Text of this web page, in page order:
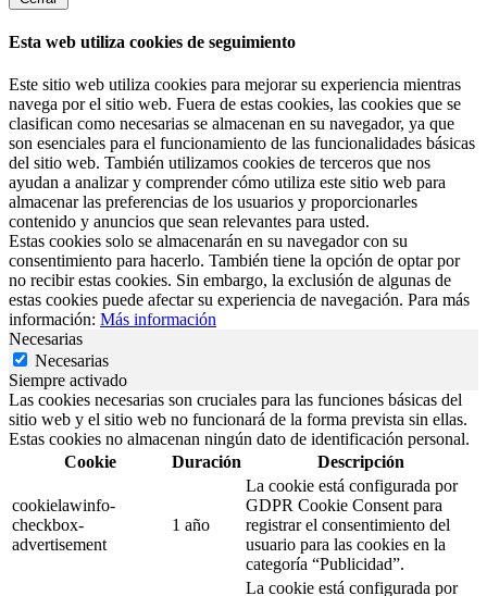
Esta web utiliza cookies de seguimiento
Este sitio web utiliza cookies para mejorar su experiencia mientras
navega por el sitio web. Fuera de estas cookies, las cookies que se
clasifican como necesarias se almacenan en su navegador, ya que
son esenciales para el funcionamiento de las funcionalidades básicas
del sitio web. También utilizamos cookies de terceros que nos
ayudan a analizar y comprender cómo utiliza este sitio web para
almacenar las preferencias de los usuarios y proporcionarles
contenido y anuncios que sean relevantes para usted.
Estas cookies solo se almacenarán en su navegador con su
consentimiento para hacerlo. También tiene la opción de optar por
no recibir estas cookies. Sin embargo, la exclusión de algunas de
estas cookies puede afectar su experiencia de navegación. Para más
información: Más información
Necesarias
Necesarias
Siempre activado
Las cookies necesarias son cruciales para las funciones básicas del
sitio web y el sitio web no funcionará de la forma prevista sin ellas.
Estas cookies no almacenan ningún dato de identificación personal.
Cookie
Duración Descripción
cookielawinfo-
checkbox-
advertisement
1 año
La cookie está configurada por
GDPR Cookie Consent para
registrar el consentimiento del
usuario para las cookies en la
categoría “Publicidad”.
La cookie está configurada por